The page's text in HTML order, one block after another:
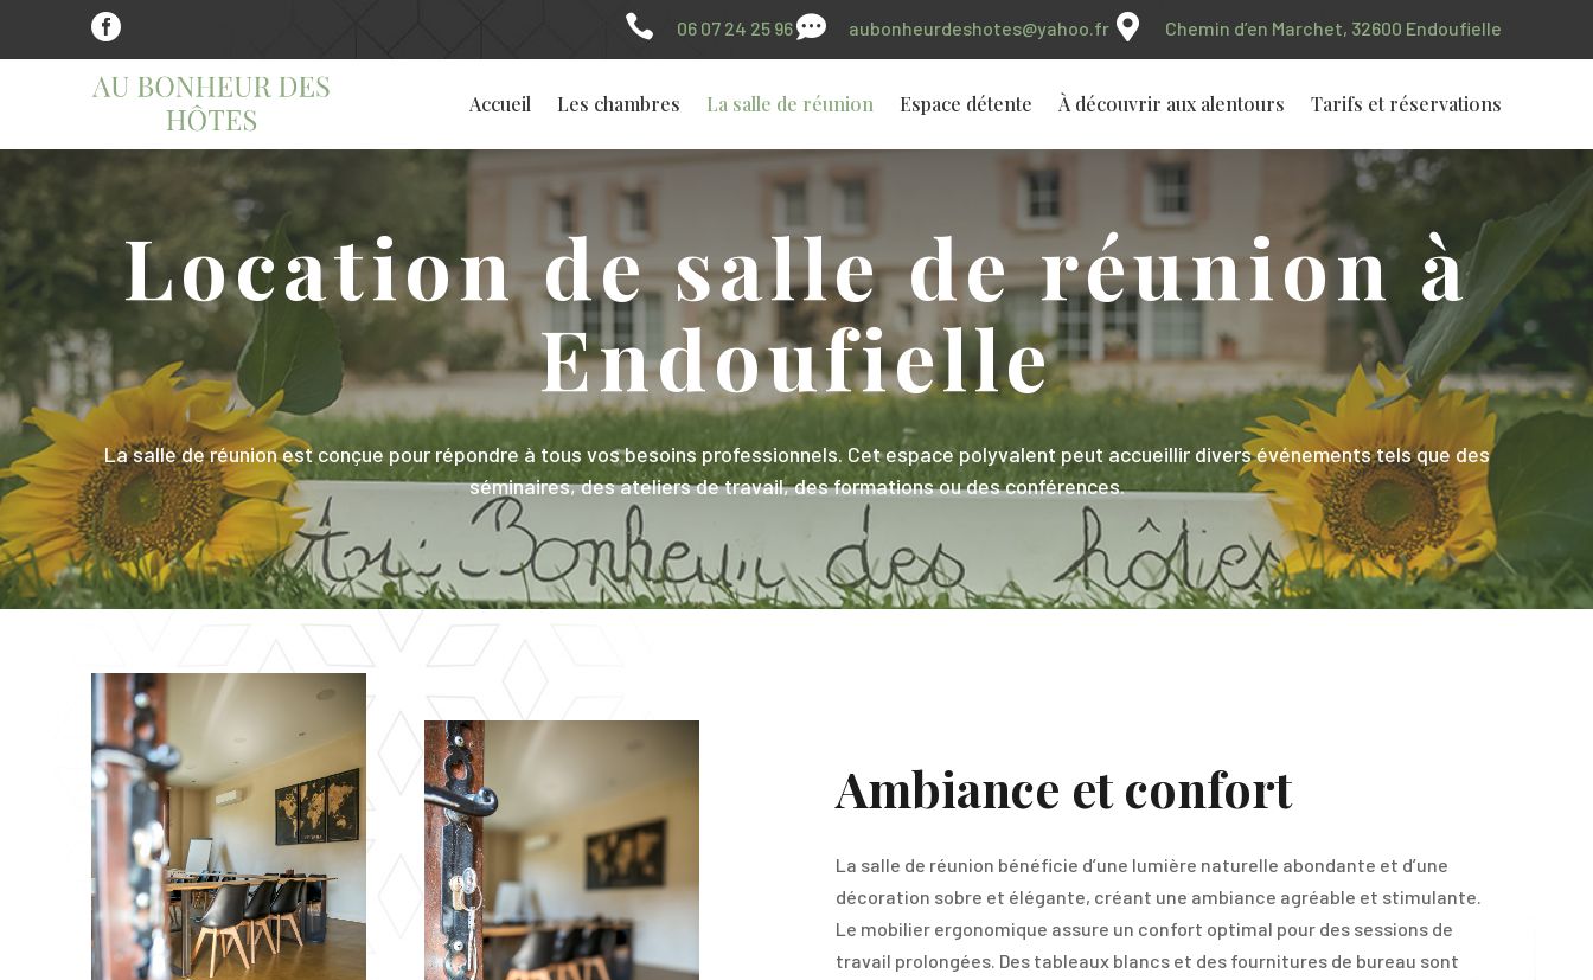
  06 07 24 25 96 aubonheurdeshotes@yahoo.fr  Chemin d’en Marchet, 32600 Endoufielle
Accueil Les chambres La salle de réunion Espace détente À découvrir aux alentours Tarifs et réservations
Location de salle de réunion à
Endoufielle
La salle de réunion est conçue pour répondre à tous vos besoins professionnels. Cet espace polyvalent peut accueillir divers événements tels que des
séminaires, des ateliers de travail, des formations ou des conférences.
Ambiance et confort
La salle de réunion bénéficie d’une lumière naturelle abondante et d’une
décoration sobre et élégante, créant une ambiance agréable et stimulante.
Le mobilier ergonomique assure un confort optimal pour des sessions de
travail prolongées. Des tableaux blancs et des fournitures de bureau sont